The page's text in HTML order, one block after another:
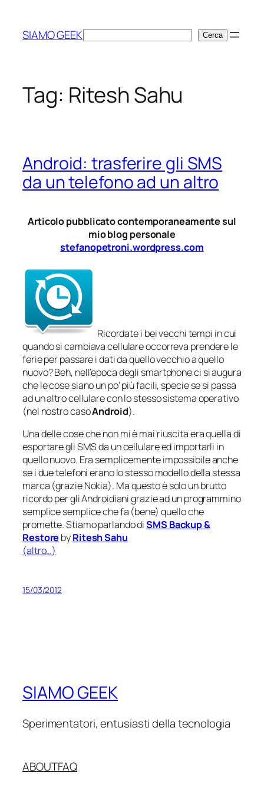
contenuto
SIAMO GEEKCerca Cerca
Tag: Ritesh Sahu
Android: trasferire gli SMS
da un telefono ad un altro
Articolo pubblicato contemporaneamente sul
mio blog personale
stefanopetroni.wordpress.com
Ricordate i bei vecchi tempi in cui
quando si cambiava cellulare occorreva prendere le
ferie per passare i dati da quello vecchio a quello
nuovo? Beh, nell’epoca degli smartphone ci si augura
che le cose siano un po’ più facili, specie se si passa
ad un altro cellulare con lo stesso sistema operativo
(nel nostro casoAndroid).
Una delle cose che non mi è mai riuscita era quella di
esportare gli SMS da un cellulare ed importarli in
quello nuovo. Era semplicemente impossibile anche
se i due telefoni erano lo stesso modello della stessa
marca (grazie Nokia). Ma questo è solo un brutto
ricordo per gli Androidiani grazie ad un programmino
semplice semplice che fa (bene) quello che
promette. Stiamo parlando diSMS Backup &
Restore byRitesh Sahu
(altro…)
15/03/2012
SIAMO GEEK
Sperimentatori, entusiasti della tecnologia
ABOUTFAQ